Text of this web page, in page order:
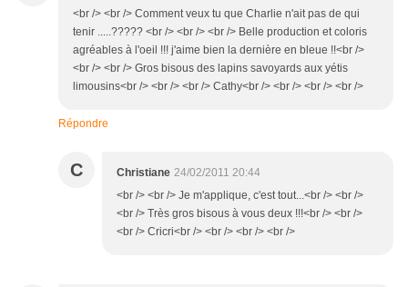
<br /> <br /> Comment veux tu que Charlie n'ait pas de qui
tenir .....????? <br /> <br /> <br /> Belle production et coloris
agréables à l'oeil !!! j'aime bien la dernière en bleue !!<br />
<br /> <br /> Gros bisous des lapins savoyards aux yétis
limousins<br /> <br /> <br /> Cathy<br /> <br /> <br /> <br />
Répondre
C Christiane 24/02/2011 20:44
<br /> <br /> Je m'applique, c'est tout...<br /> <br />
<br /> Très gros bisous à vous deux !!!<br /> <br />
<br /> Cricri<br /> <br /> <br /> <br />